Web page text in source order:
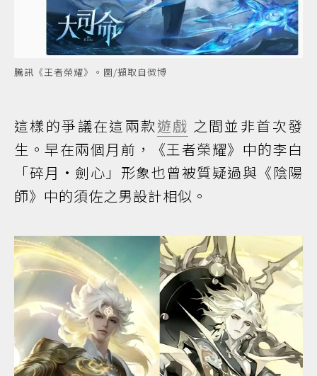
騰訊《王者榮耀》。圖/擷取自微博
這樣的爭議在這兩款遊戲 之間並非首次發
生。早在兩個月前，《王者榮耀》中的李白
「碎月·劍心」形象也曾被質疑過與《陰陽
師》中的須佐之男設計相似。